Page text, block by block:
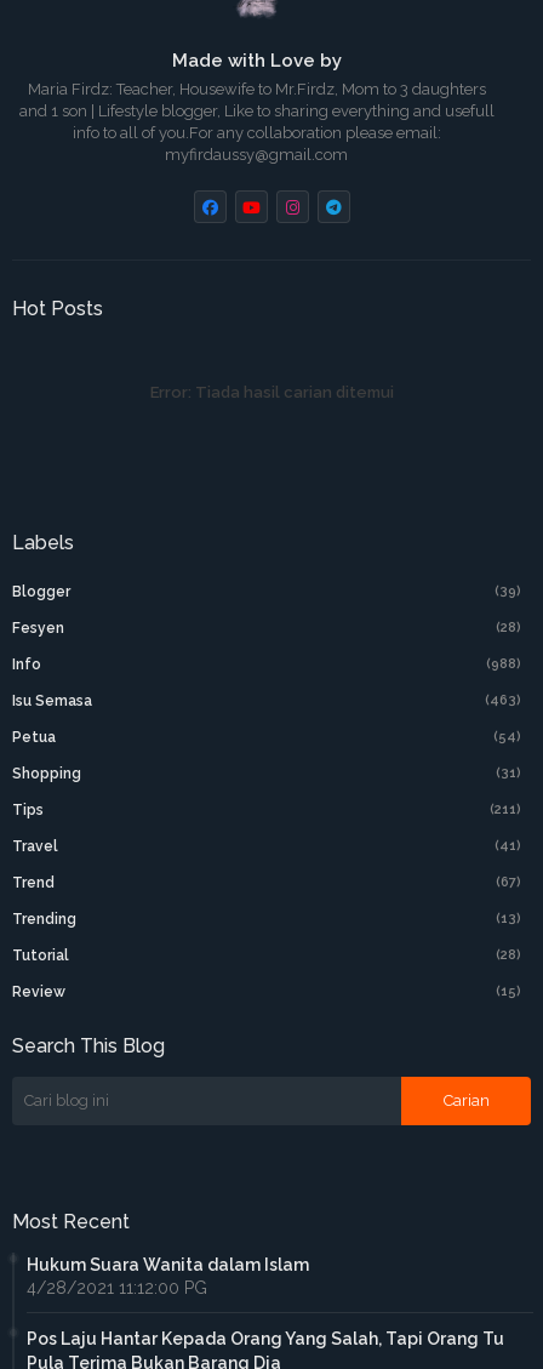
Made with Love by
Maria Firdz: Teacher, Housewife to Mr.Firdz, Mom to 3 daughters
and 1 son | Lifestyle blogger, Like to sharing everything and usefull
info to all of you.For any collaboration please email:
myfirdaussy@gmail.com
Hot Posts
Error: Tiada hasil carian ditemui
Labels
Blogger (39)
Fesyen (28)
Info (988)
Isu Semasa (463)
Petua (54)
Shopping (31)
Tips (211)
Travel (41)
Trend (67)
Trending (13)
Tutorial (28)
Review (15)
Search This Blog
Most Recent
Hukum Suara Wanita dalam Islam
4/28/2021 11:12:00 PG
Pos Laju Hantar Kepada Orang Yang Salah, Tapi Orang Tu
Pula Terima Bukan Barang Dia